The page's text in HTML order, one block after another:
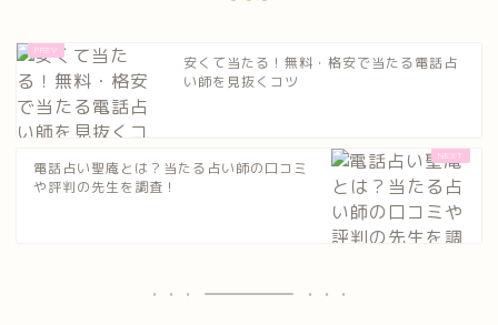
安くて当たる！無料・格安で当たる電話占
い師を見抜くコツ
電話占い聖庵とは？当たる占い師の口コミ
や評判の先生を調査！